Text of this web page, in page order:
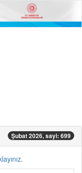
Şubat 2026, sayi: 699